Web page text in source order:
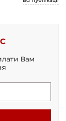
Вам